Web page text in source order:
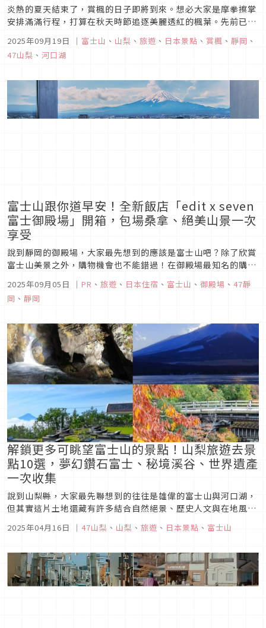
炎熱的夏天結束了，賞楓的日子即將到來。想必大家是摩拳擦掌
安排滿滿行程，打算在秋天時節追逐美麗透紅的楓葉。先前已經
富士山周遭方便抵達的賞楓好去處，可以讓你同時欣賞到楓葉以
及富士山美景，一日遊也能走遍，趕快來瞧瞧吧！
2025年09月19日 ｜ 富士山 、 山梨 、 旅遊 、 日本景點 、 賞楓 、 靜岡 、
47山梨 、 河口湖
富士山跟你道早安！全新飯店「edit x seven
富士御殿場」開箱，包場桑拿、絕美山景一次
享受
說到靜岡的御殿場，大家最先想到的應該是富士山吧？除了欣賞
富士山美景之外，購物機會也不能錯過！在御殿場最知名的購物
多景點值得停留一晚好好造訪。本文將為大家介紹御殿場推薦的
景點，並開箱今年新開幕、可以看到富士山的絕美飯店「edit
2025年09月05日 ｜ PR 、 旅遊 、 日本住宿 、 富士山 、 御殿場 、 47靜
岡 、 靜岡
解鎖更多可眺望富士山的景點！山梨旅遊去景
點10選，夢幻鑽石富士、秘境溪谷、世界遺產
一次收集
說到山梨縣，大家最先聯想到的往往是雄偉的富士山與河口湖，
但其實這片土地還藏有許多結合自然絕景、歷史人文與在地風情
露台，再到一年四季風景變幻的溪谷與秘境湖泊，山梨的魅力遠
次造訪，或是...
2025年04月16日 ｜ 47山梨 、 山梨 、 旅遊 、 日本景點 、 富士山